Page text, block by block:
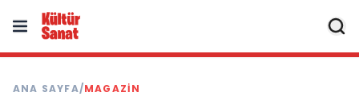
ANA SAYFA/MAGAZIN